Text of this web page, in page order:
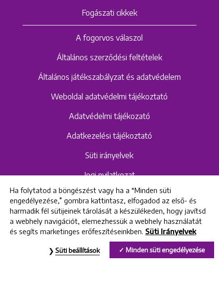
Fogászati cikkek
A fogorvos válaszol
Általános szerződési feltételek
Általános játékszabályzat és adatvédelem
Weboldal adatvédelmi tájékoztató
Adatvédelmi tájékozató
Adatkezelési tájékoztató
Süti irányelvek
Jogi nyilatkozat
Hangrögzítéshez kapcsolódó adatvédelmi
szabályzat és tájékoztató
Uniklinik Fogászati és Implantációs Központ
Ha folytatod a böngészést vagy ha a “Minden süti
engedélyezése,” gombra kattintasz, elfogadod az első- és
harmadik fél sütijeinek tárolását a készülékeden, hogy javítsd
a webhely navigációt, elemezhessük a webhely használatát
és segíts marketinges erőfeszítéseinkben. Süti Irányelvek
Minden süti engedélyezése
Süti beállítások